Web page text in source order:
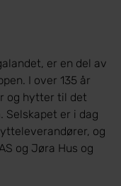
er en del av
I over 135 år
og hytter til det
Selskapet er i dag
og
og Jøra Hus og